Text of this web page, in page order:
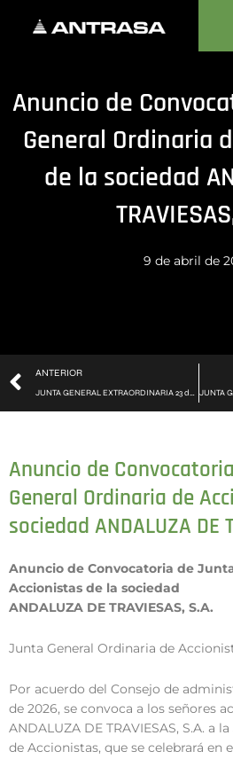
Anuncio de
General Ordinaria
de la sociedad
9 de abril de
ANTERIOR
JUNTA GENERAL EXTRAORDINARIA 23 de octubre de 2025
Anuncio de
General Ordinaria de
sociedad ANDALUZA DE
Anuncio de Convocatoria de
Accionistas de la sociedad
ANDALUZA DE TRAVIESAS, S.A.
Junta General Ordinaria de
Por acuerdo del Consejo de
de 2026, se convoca a los señores
ANDALUZA DE TRAVIESAS, S.A. a
de Accionistas, que se celebrará en